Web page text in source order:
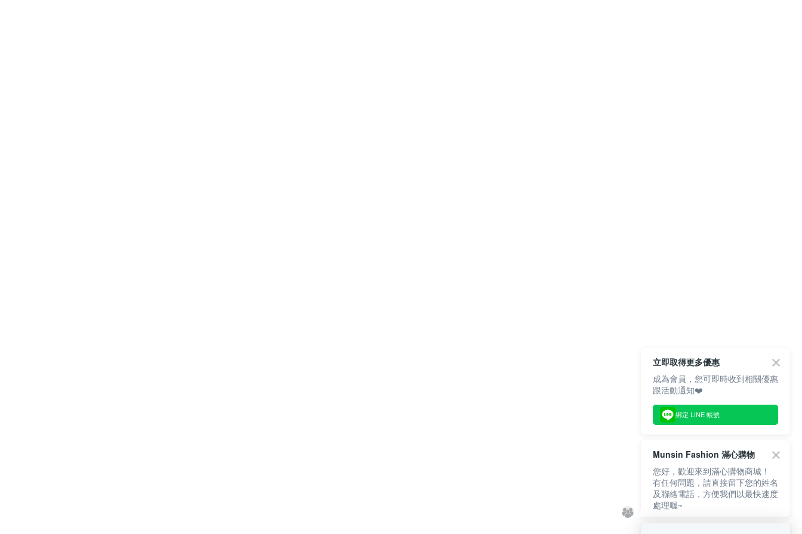
立即取得更多優惠
成為會員，您可即時收到相關優惠
跟活動通知❤️
綁定 LINE 帳號
Munsin Fashion 滿心購物
您好，歡迎來到滿心購物商城！
有任何問題，請直接留下您的姓名
及聯絡電話，方便我們以最快速度
處理喔~